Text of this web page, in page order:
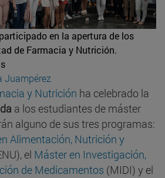
en la apertura de los
de Farmacia y Nutrición.
Juampérez
y Nutrición ha celebrado la
a los estudiantes de máster
alguno de sus tres programas:
Alimentación, Nutrición y
el Máster en Investigación,
de Medicamentos (MIDI) y el